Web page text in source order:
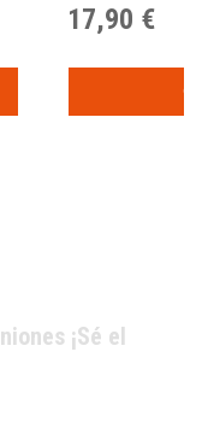
17,90 €
¡Sé el